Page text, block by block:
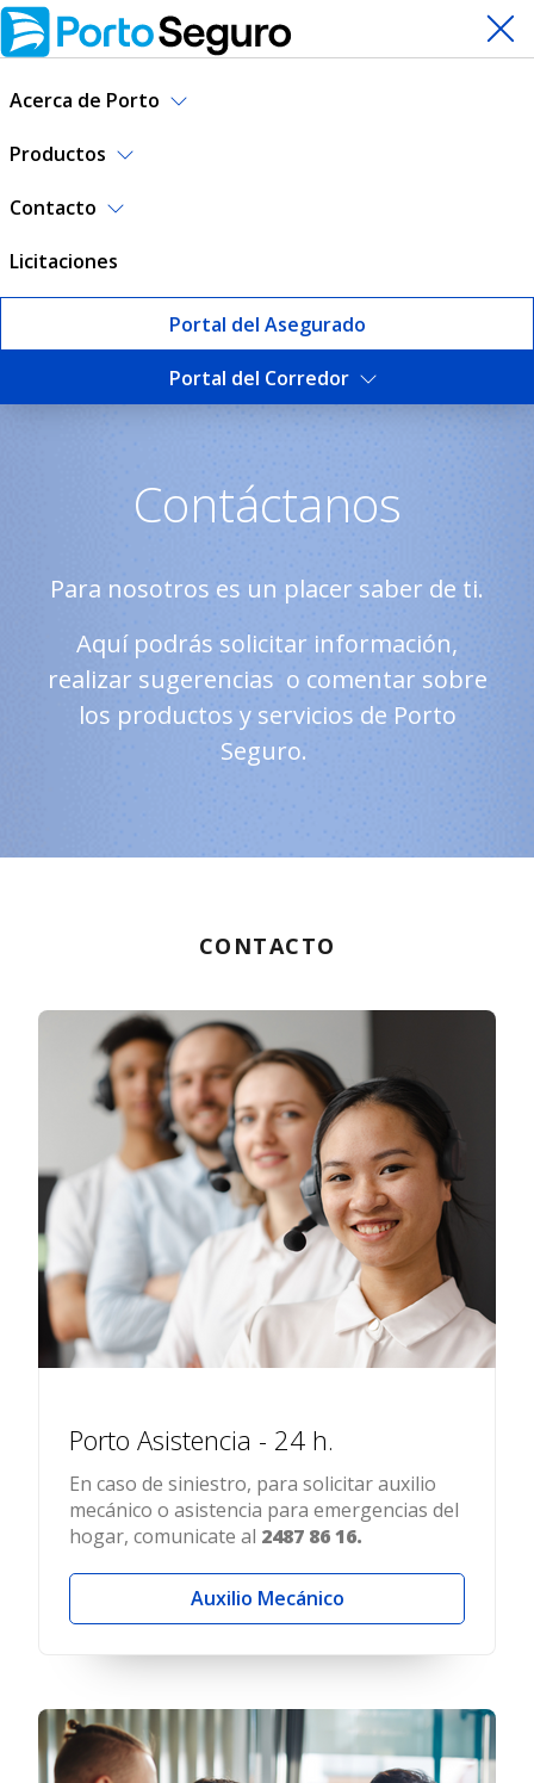
Acerca de Porto
Productos
Contacto
Licitaciones
Portal del Asegurado
Portal del Corredor
Contáctanos | Porto Seguro
Contáctanos
Para nosotros es un placer saber de ti.
Aquí podrás solicitar información,
realizar sugerencias o comentar sobre
los productos y servicios de Porto
Seguro.
CONTACTO
Porto Asistencia - 24 h.
En caso de siniestro, para solicitar auxilio
mecánico o asistencia para emergencias del
hogar, comunicate al 2487 86 16.
Auxilio Mecánico